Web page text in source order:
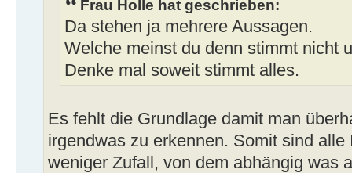
Frau Holle hat geschrieben:
Da stehen ja mehrere Aussagen.
Welche meinst du denn stimmt nicht
Denke mal soweit stimmt alles.
Es fehlt die Grundlage damit man
irgendwas zu erkennen. Somit sind
weniger Zufall, von dem abhängig was